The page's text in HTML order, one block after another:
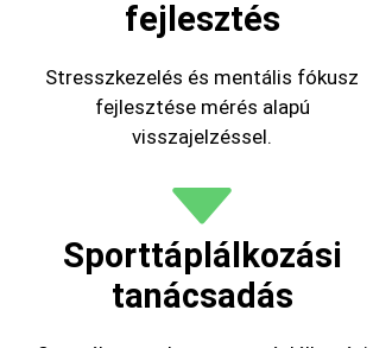
fejlesztés
Stresszkezelés és mentális fókusz
fejlesztése mérés alapú
visszajelzéssel.
Sporttáplálkozási
tanácsadás